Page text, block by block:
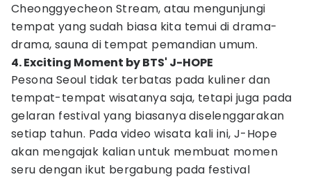
Cheonggyecheon Stream, atau mengunjungi
tempat yang sudah biasa kita temui di drama-
drama, sauna di tempat pemandian umum.
4. Exciting Moment by BTS' J-HOPE
Pesona Seoul tidak terbatas pada kuliner dan
tempat-tempat wisatanya saja, tetapi juga pada
gelaran festival yang biasanya diselenggarakan
setiap tahun. Pada video wisata kali ini, J-Hope
akan mengajak kalian untuk membuat momen
seru dengan ikut bergabung pada festival